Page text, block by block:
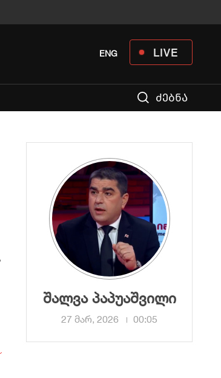
LIVE
ENG
ძებნა
შალვა პაპუაშვილი
27 მარ, 2026 00:05